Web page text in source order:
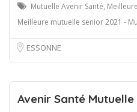
Mutuelle Avenir Santé,
Meilleure mutuelle senior 2021 -
ESSONNE
Avenir Santé